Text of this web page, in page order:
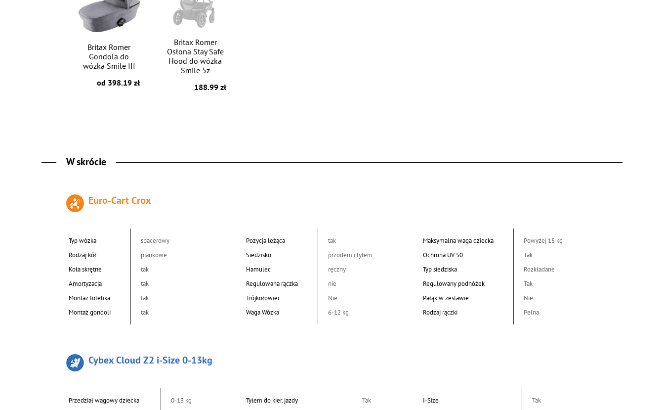
Britax Romer
Gondola do
wózka Smile III
od 398.19 zł
Britax Romer
Osłona Stay Safe
Hood do wózka
Smile 5z
188.99 zł
W skrócie
Euro-Cart Crox
Typ wózka
spacerowy
Rodzaj kół
piankowe
Koła skrętne
tak
Amortyzacja
tak
Montaż fotelika
tak
Montaż gondoli
tak
Pozycja leżąca
tak
Siedzisko
przodem i tyłem
Hamulec
ręczny
Regulowana rączka
nie
Trójkołowiec
Nie
Waga Wózka
6-12 kg
Maksymalna waga dziecka
Powyżej 15 kg
Ochrona UV 50
Tak
Typ siedziska
Rozkładane
Regulowany podnóżek
Tak
Pałąk w zestawie
Nie
Rodzaj rączki
Pełna
Cybex Cloud Z2 i-Size 0-13kg
Przedział wagowy dziecka
0-13 kg
Tyłem do kier. jazdy
Tak
I-Size
Tak